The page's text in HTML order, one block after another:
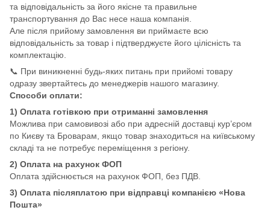
та відповідальність за його якісне та правильне
транспортування до Вас несе наша компанія.
Але після прийому замовлення ви приймаєте всю
відповідальність за товар і підтверджуєте його цілісність та
комплектацію.
📞 При виникненні будь-яких питань при прийомі товару
одразу звертайтесь до менеджерів нашого магазину.
Способи оплати:
1) Оплата готівкою при отриманні замовлення
Можлива при самовивозі або при адресній доставці кур’єром
по Києву та Броварам, якщо товар знаходиться на київському
складі та не потребує переміщення з регіону.
2) Оплата на рахунок ФОП
Оплата здійснюється на рахунок ФОП, без ПДВ.
3) Оплата післяплатою при відправці компанією «Нова
Пошта»